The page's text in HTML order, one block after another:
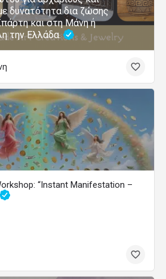
δυνατότητα δια ζώσης
και στη Μάνη ή
την Ελλάδα.
“Instant Manifestation –